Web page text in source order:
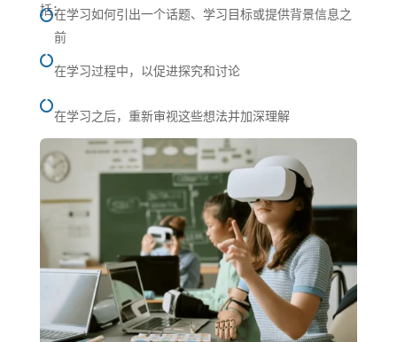
括：
在学习如何引出一个话题、学习目标或提供背景信息之
前

在学习过程中，以促进探究和讨论

在学习之后，重新审视这些想法并加深理解